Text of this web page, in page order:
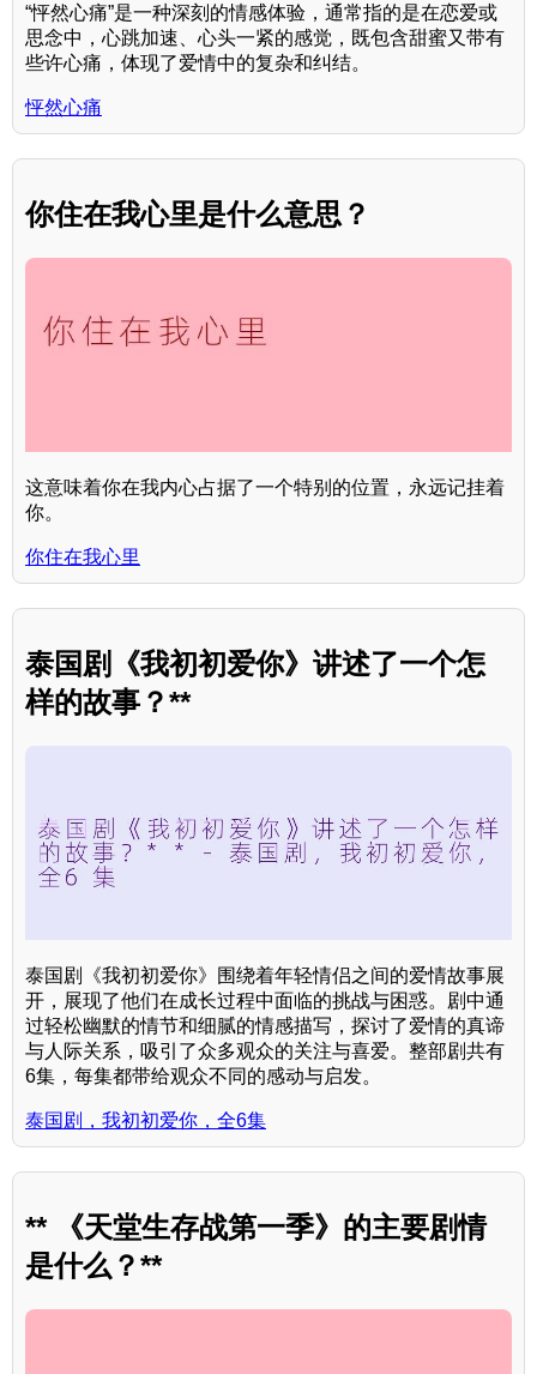
“怦然心痛”是一种深刻的情感体验，通常指的是在恋爱或
思念中，心跳加速、心头一紧的感觉，既包含甜蜜又带有
些许心痛，体现了爱情中的复杂和纠结。
怦然心痛
你住在我心里是什么意思？
这意味着你在我内心占据了一个特别的位置，永远记挂着
你。
你住在我心里
泰国剧《我初初爱你》讲述了一个怎
样的故事？**
泰国剧《我初初爱你》围绕着年轻情侣之间的爱情故事展
开，展现了他们在成长过程中面临的挑战与困惑。剧中通
过轻松幽默的情节和细腻的情感描写，探讨了爱情的真谛
与人际关系，吸引了众多观众的关注与喜爱。整部剧共有
6集，每集都带给观众不同的感动与启发。
泰国剧，我初初爱你，全6集
** 《天堂生存战第一季》的主要剧情
是什么？**